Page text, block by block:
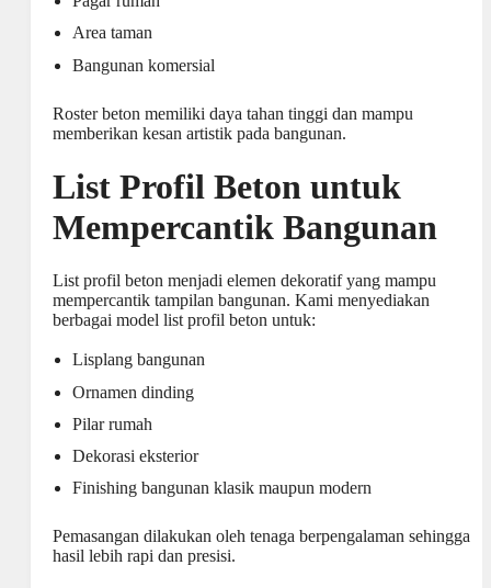
Area taman
Bangunan komersial
Roster beton memiliki daya tahan tinggi dan mampu
memberikan kesan artistik pada bangunan.
List Profil Beton untuk
Mempercantik Bangunan
List profil beton menjadi elemen dekoratif yang mampu
mempercantik tampilan bangunan. Kami menyediakan
berbagai model list profil beton untuk:
Lisplang bangunan
Ornamen dinding
Pilar rumah
Dekorasi eksterior
Finishing bangunan klasik maupun modern
Pemasangan dilakukan oleh tenaga berpengalaman sehingga
hasil lebih rapi dan presisi.